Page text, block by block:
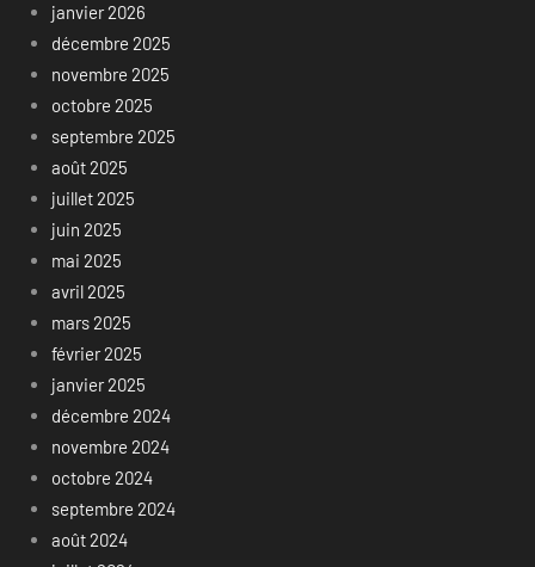
janvier 2026
décembre 2025
novembre 2025
octobre 2025
septembre 2025
août 2025
juillet 2025
juin 2025
mai 2025
avril 2025
mars 2025
février 2025
janvier 2025
décembre 2024
novembre 2024
octobre 2024
septembre 2024
août 2024